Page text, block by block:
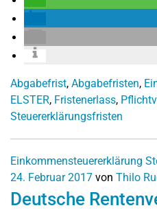
Abgabefrist, Abgabefristen,
ELSTER, Fristenerlass,
Steuererklärungsfristen
Einkommensteuererklärung
24. Februar 2017 von Thilo
Deutsche